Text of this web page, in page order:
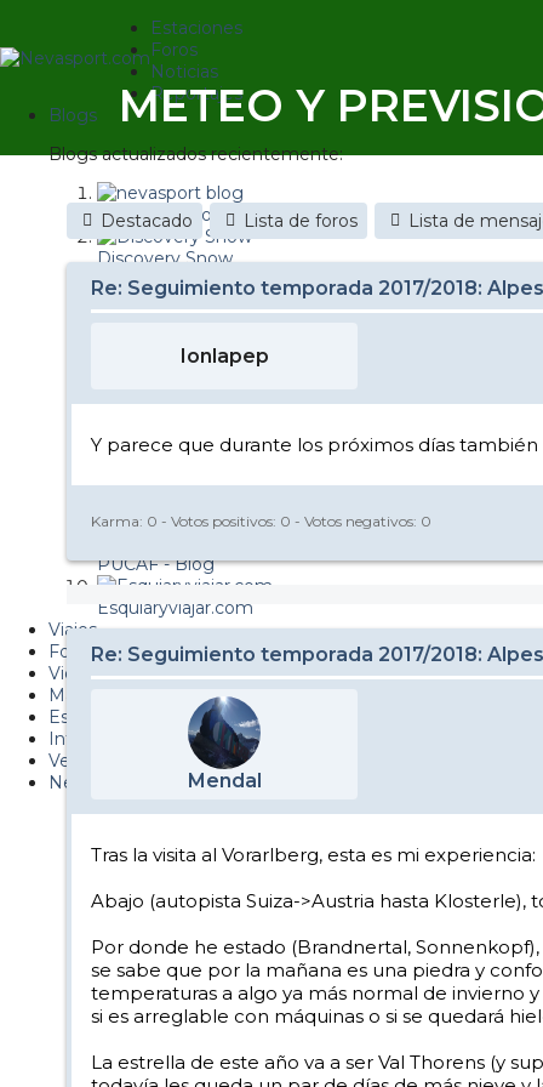
Estaciones
Foros
Noticias
Reportajes
Blogs
Blogs actualizados recientemente:
nevasport blog
Discovery Snow
Brasil
It's a powder da
Nevasport Chile
Metiendo Cantos
PUCAF - Blog
Esquiaryviajar.com
Viajes
Fotos
Videos
Material
Esquí Pro
Infonieve
Verano
Nevalog
METEO Y
Destacado Lista de foros Lista de
Re: Seguimiento temporada 2017/2018:
Ionlapep
Y parece que durante los próximos días
Karma: 0 - Votos positivos: 0 - Votos negativos: 0
Re: Seguimiento temporada 2017/2018:
Mendal
Tras la visita al Vorarlberg, esta es mi experiencia:
Abajo (autopista Suiza->Austria hasta
Por donde he estado (Brandnertal,
se sabe que por la mañana es una piedra y
temperaturas a algo ya más normal de invierno
si es arreglable con máquinas o si se quedará
La estrella de este año va a ser Val Thorens (y